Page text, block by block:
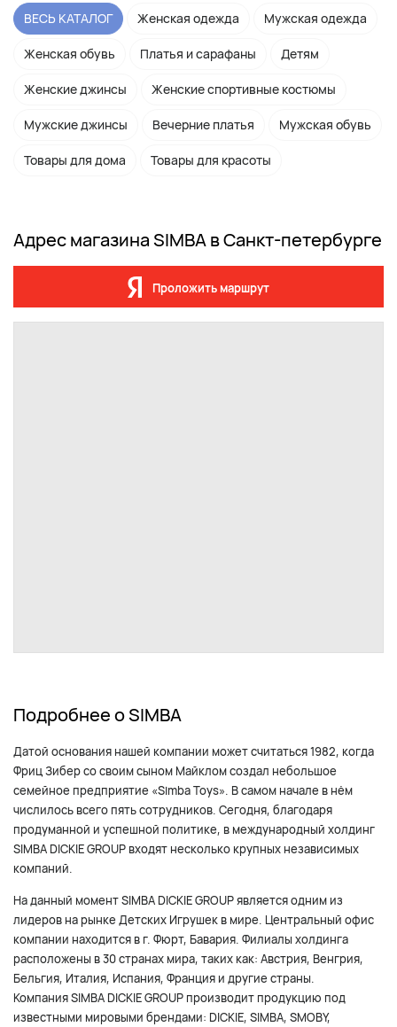
ВЕСЬ КАТАЛОГ Женская одежда Мужская одежда
Женская обувь Платья и сарафаны Детям
Женские джинсы Женские спортивные костюмы
Мужские джинсы Вечерние платья Мужская обувь
Товары для дома Товары для красоты
Адрес магазина SIMBA в Санкт-петербурге
Проложить маршрут
Подробнее о SIMBA
Датой основания нашей компании может считаться 1982, когда
Фриц Зибер со своим сыном Майклом создал небольшое
семейное предприятие «Simba Toys». В самом начале в нём
числилось всего пять сотрудников. Сегодня, благодаря
продуманной и успешной политике, в международный холдинг
SIMBA DICKIE GROUP входят несколько крупных независимых
компаний.
На данный момент SIMBA DICKIE GROUP является одним из
лидеров на рынке Детских Игрушек в мире. Центральный офис
компании находится в г. Фюрт, Бавария. Филиалы холдинга
расположены в 30 странах мира, таких как: Австрия, Венгрия,
Бельгия, Италия, Испания, Франция и другие страны.
Компания SIMBA DICKIE GROUP производит продукцию под
известными мировыми брендами: DICKIE, SIMBA, SMOBY,